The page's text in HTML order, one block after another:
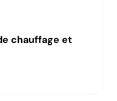
chauffage et